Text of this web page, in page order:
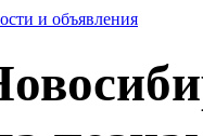
и объявления